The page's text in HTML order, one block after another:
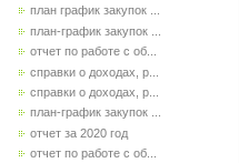
план график закупок ...
план-график закупок ...
отчет по работе с об...
справки о доходах, р...
справки о доходах, р...
план-график закупок ...
отчет за 2020 год
отчет по работе с об...